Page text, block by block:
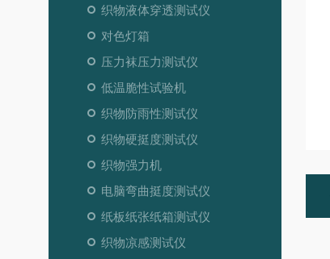
织物液体穿透测试仪
对色灯箱
压力袜压力测试仪
低温脆性试验机
织物防雨性测试仪
织物硬挺度测试仪
织物强力机
电脑弯曲挺度测试仪
纸板纸张纸箱测试仪
织物凉感测试仪